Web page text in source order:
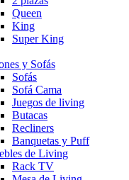
Queen
King
Super King
y Sofás
Sofás
Sofá Cama
Juegos de living
Butacas
Recliners
Banquetas y Puff
de Living
Rack TV